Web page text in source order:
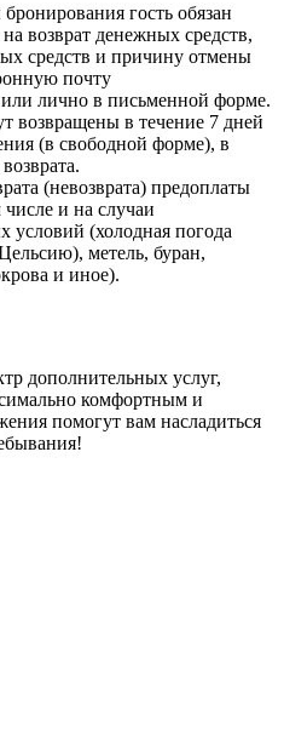
гость обязан
возврат денежных средств,
средств и причину отмены
почту
лично в письменной форме.
возвращены в течение 7 дней
(в свободной форме), в
(невозврата) предоплаты
и на случаи
(холодная погода
метель, буран,
и иное).
дополнительных услуг,
комфортным и
помогут вам насладиться